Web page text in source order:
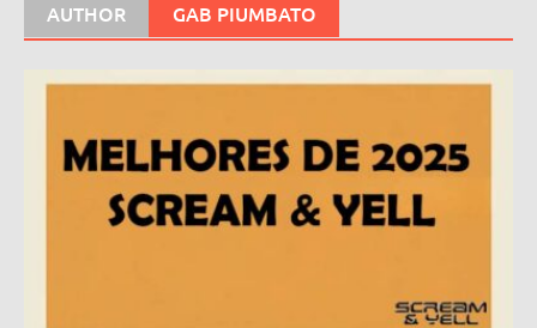
AUTHOR GAB PIUMBATO